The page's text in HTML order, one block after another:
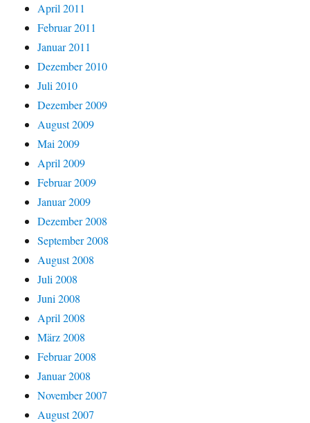
April 2011
Februar 2011
Januar 2011
Dezember 2010
Juli 2010
Dezember 2009
August 2009
Mai 2009
April 2009
Februar 2009
Januar 2009
Dezember 2008
September 2008
August 2008
Juli 2008
Juni 2008
April 2008
März 2008
Februar 2008
Januar 2008
November 2007
August 2007